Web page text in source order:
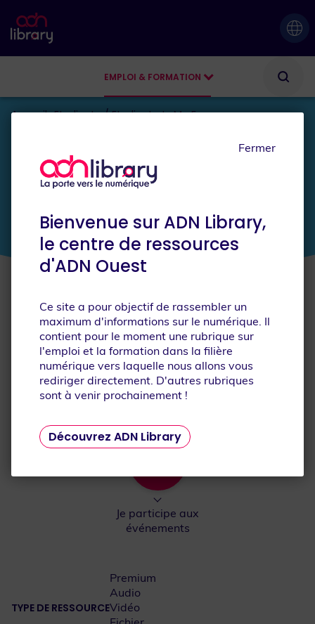
EMPLOI & FORMATION
AGENDA
Accueil Etudiante / Etudiant Je Me Forme
JE SUIS
Je découvre la filière
numérique
Je découvre les
métiers
Je me forme Je m'inspire
Je participe aux
événements
TYPE DE RESSOURCE
Premium
Audio
Vidéo
Fermer
Bienvenue sur ADN Library,
le centre de ressources
d'ADN Ouest
Ce site a pour objectif de rassembler un
maximum d'informations sur le numérique. Il
contient pour le moment une rubrique sur
l'emploi et la formation dans la filière
numérique vers laquelle nous allons vous
rediriger directement. D'autres rubriques
sont à venir prochainement !
Découvrez ADN Library